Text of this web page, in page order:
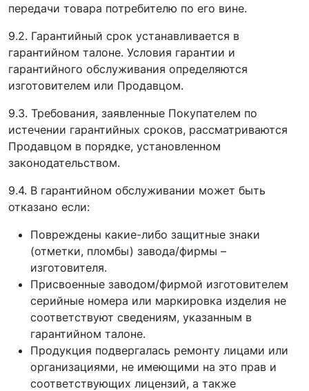
передачи товара потребителю по его вине.
9.2. Гарантийный срок устанавливается в
гарантийном талоне. Условия гарантии и
гарантийного обслуживания определяются
изготовителем или Продавцом.
9.3. Требования, заявленные Покупателем по
истечении гарантийных сроков, рассматриваются
Продавцом в порядке, установленном
законодательством.
9.4. В гарантийном обслуживании может быть
отказано если:
Повреждены какие-либо защитные знаки
(отметки, пломбы) завода/фирмы –
изготовителя.
Присвоенные заводом/фирмой изготовителем
серийные номера или маркировка изделия не
соответствуют сведениям, указанным в
гарантийном талоне.
Продукция подвергалась ремонту лицами или
организациями, не имеющими на это прав и
соответствующих лицензий, а также